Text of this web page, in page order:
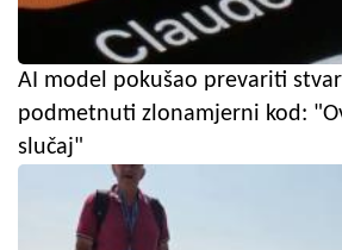
AI model pokušao prevariti
podmetnuti zlonamjerni kod:
slučaj"